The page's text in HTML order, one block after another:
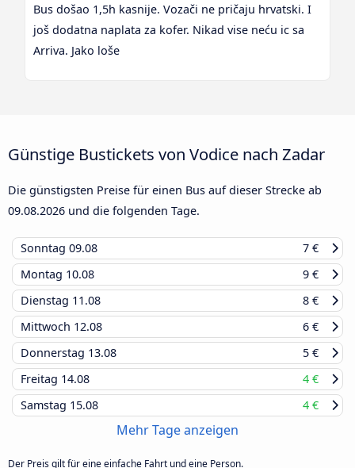
Bus došao 1,5h kasnije. Vozači ne pričaju hrvatski. I
još dodatna naplata za kofer. Nikad vise neću ic sa
Arriva. Jako loše
Günstige Bustickets von Vodice nach Zadar
Die günstigsten Preise für einen Bus auf dieser Strecke ab
09.08.2026 und die folgenden Tage.
Sonntag 09.08
7 €
Montag 10.08
9 €
Dienstag 11.08
8 €
Mittwoch 12.08
6 €
Donnerstag 13.08
5 €
Freitag 14.08
4 €
Samstag 15.08 4 €
Mehr Tage anzeigen
Der Preis gilt für eine einfache Fahrt und eine Person.